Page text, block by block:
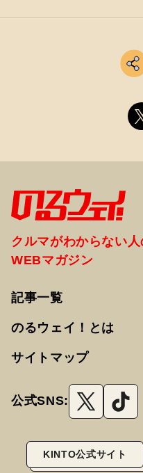
クルマがわからない
WEBマガジン
記事一覧
のるウェイ！とは
サイトマップ
公式SNS:
KINTO公式サイト